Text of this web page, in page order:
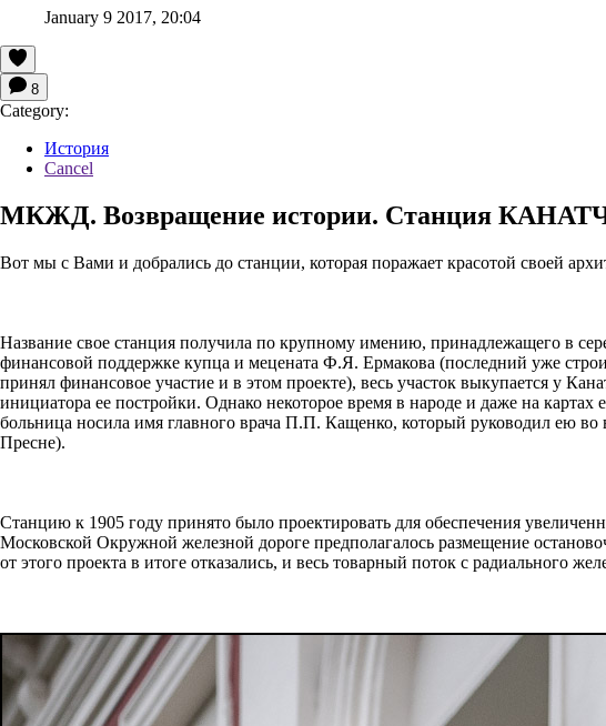
January 9 2017, 20:04
8
Category:
История
Cancel
МКЖД. Возвращение истории. Станция
Вот мы с Вами и добрались до станции, которая поражает красотой своей
Название свое станция получила по крупному имению, принадлежащего в
финансовой поддержке купца и мецената Ф.Я. Ермакова (последний уже
принял финансовое участие и в этом проекте), весь участок выкупается у
инициатора ее постройки. Однако некоторое время в народе и даже на
больница носила имя главного врача П.П. Кащенко, который руководил ею
Пресне).
Станцию к 1905 году принято было проектировать для обеспечения
Московской Окружной железной дороге предполагалось размещение
от этого проекта в итоге отказались, и весь товарный поток с радиального